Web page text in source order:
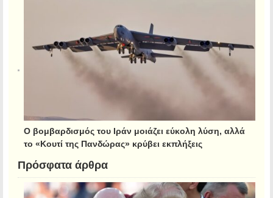
Ο βομβαρδισμός του Ιράν μοιάζει εύκολη λύση, αλλά
το «Κουτί της Πανδώρας» κρύβει εκπλήξεις
Πρόσφατα άρθρα